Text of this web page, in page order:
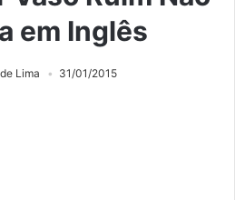
em Inglês
Lima 31/01/2015